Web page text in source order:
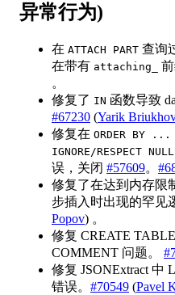
异常行为)
在 ATTACH PART 查询
在带有 attaching_
。
修复了 IN 函数导致
#67230 (Yarik
修复在 ORDER BY ...
IGNORE/RESPECT
误，关闭 #57609。
修复了在达到内存限
步插入时出现的罕见
Popov) 。
修复 CREATE
COMMENT 问题。
修复 JSONExtract 中
错误。 #70549 (Pavel